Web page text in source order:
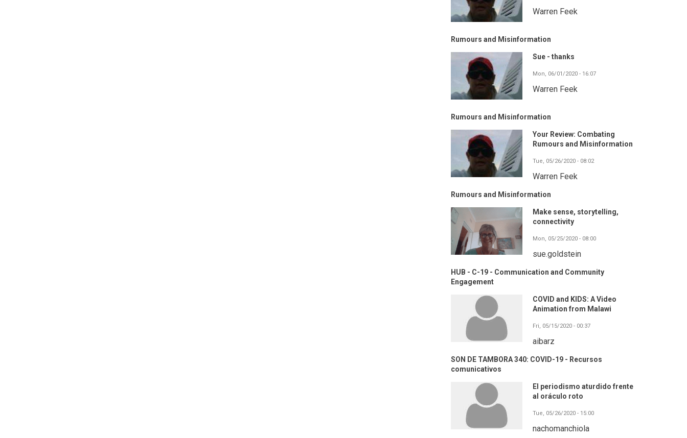
Warren Feek
Rumours and Misinformation
Sue - thanks
Mon, 06/01/2020 - 16:07
Warren Feek
Rumours and Misinformation
Your Review: Combating
Rumours and Misinformation
Tue, 05/26/2020 - 08:02
Warren Feek
Rumours and Misinformation
Make sense, storytelling,
connectivity
Mon, 05/25/2020 - 08:00
sue.goldstein
HUB - C-19 - Communication and Community
Engagement
COVID and KIDS: A Video
Animation from Malawi
Fri, 05/15/2020 - 00:37
aibarz
SON DE TAMBORA 340: COVID-19 - Recursos
comunicativos
El periodismo aturdido frente
al oráculo roto
Tue, 05/26/2020 - 15:00
nachomanchiola